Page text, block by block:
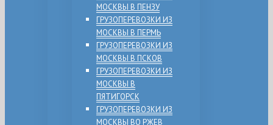
МОСКВЫ В ПЕНЗУ
ГРУЗОПЕРЕВОЗКИ ИЗ
МОСКВЫ В ПЕРМЬ
ГРУЗОПЕРЕВОЗКИ ИЗ
МОСКВЫ В ПСКОВ
ГРУЗОПЕРЕВОЗКИ ИЗ
МОСКВЫ В
ПЯТИГОРСК
ГРУЗОПЕРЕВОЗКИ ИЗ
МОСКВЫ ВО РЖЕВ